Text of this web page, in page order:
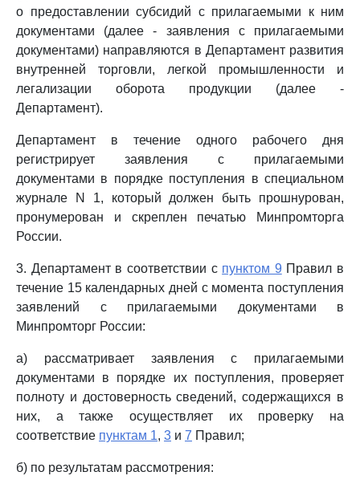
о предоставлении субсидий с прилагаемыми к ним
документами (далее - заявления с прилагаемыми
документами) направляются в Департамент развития
внутренней торговли, легкой промышленности и
легализации оборота продукции (далее -
Департамент).
Департамент в течение одного рабочего дня
регистрирует заявления с прилагаемыми
документами в порядке поступления в специальном
журнале N 1, который должен быть прошнурован,
пронумерован и скреплен печатью Минпромторга
России.
3. Департамент в соответствии с пунктом 9 Правил в
течение 15 календарных дней с момента поступления
заявлений с прилагаемыми документами в
Минпромторг России:
а) рассматривает заявления с прилагаемыми
документами в порядке их поступления, проверяет
полноту и достоверность сведений, содержащихся в
них, а также осуществляет их проверку на
соответствие пунктам 1, 3 и 7 Правил;
б) по результатам рассмотрения: